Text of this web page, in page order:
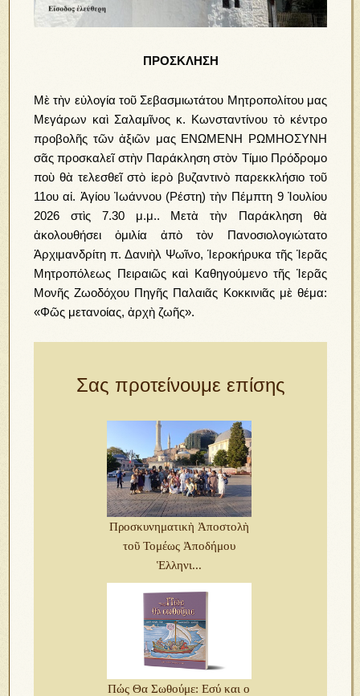
ΠΡΟΣΚΛΗΣΗ
Μὲ τὴν εὐλογία τοῦ Σεβασμιωτάτου Μητροπολίτου μας
Μεγάρων καὶ Σαλαμῖνος κ. Κωνσταντίνου τὸ κέντρο
προβολῆς τῶν ἀξιῶν μας ΕΝΩΜΕΝΗ ΡΩΜΗΟΣΥΝΗ
σᾶς προσκαλεῖ στὴν Παράκληση στὸν Τίμιο Πρόδρομο
ποὺ θὰ τελεσθεῖ στὸ ἱερὸ βυζαντινὸ παρεκκλήσιο τοῦ
11ου αἰ. Ἁγίου Ἰωάννου (Ρέστη) τὴν Πέμπτη 9 Ἰουλίου
2026 στὶς 7.30 μ.μ.. Μετὰ τὴν Παράκληση θὰ
ἀκολουθήσει ὁμιλία ἀπὸ τὸν Πανοσιολογιώτατο
Ἀρχιμανδρίτη π. Δανιὴλ Ψωῖνο, Ἱεροκήρυκα τῆς Ἱερᾶς
Μητροπόλεως Πειραιῶς καὶ Καθηγούμενο τῆς Ἱερᾶς
Μονῆς Ζωοδόχου Πηγῆς Παλαιᾶς Κοκκινιᾶς μὲ θέμα:
«Φῶς μετανοίας, ἀρχὴ ζωῆς».
Σας προτείνουμε επίσης
Προσκυνηματικὴ Ἀποστολὴ
τοῦ Τομέως Ἀποδήμου
Ἑλληνι...
Πώς Θα Σωθούμε: Εσύ και ο